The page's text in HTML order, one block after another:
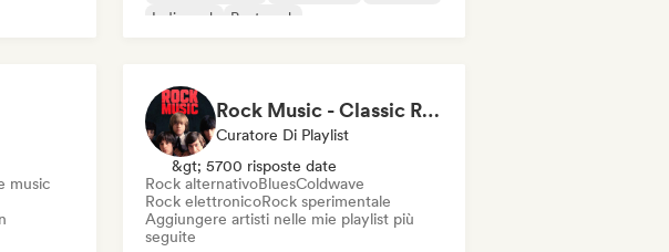
Indie rock
Post punk
music
Rock Music - Classic Rock - Modern Rock
Curatore Di Playlist
&gt; 5700 risposte date
Rock alternativoBluesColdwave
Rock elettronicoRock sperimentale
Aggiungere artisti nelle mie playlist più
seguite